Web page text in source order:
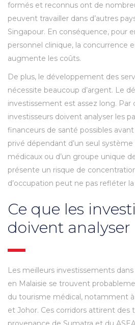
formés et reconnus ont de
peuvent travailler dans d’autres
Singapour. En conséquence, pour
personnel clinique, la concurrence
augmente les coûts.
De plus, le développement des
nécessite beaucoup d’argent. Le
investissement est assez long. Par
investisseurs doivent analyser les
financeurs de santé possibles avant
privé dépendant d’un seul
médicaux ou d’un groupe unique
présente un risque de
d’occupation peut ne pas refléter
Ce que les
doivent analyser
Les meilleurs investissements
en Malaisie se trouvent
du tourisme médical, notamment
et Johor. Ces corridors attirent des